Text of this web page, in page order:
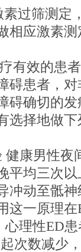
筛测定
相应激素测
效的患者
碍患者，
碍确切的
选择地做
康男性夜
平均三次
冲动至骶
这一原理
理性ED
次数减少